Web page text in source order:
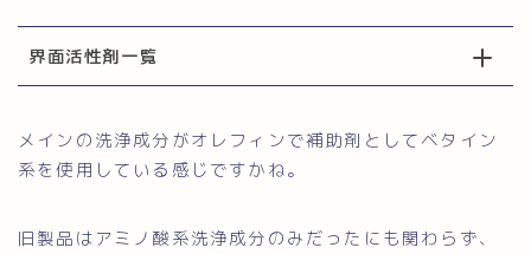
界面活性剤一覧
メインの洗浄成分がオレフィンで補助剤としてベタイン
系を使用している感じですかね。
旧製品はアミノ酸系洗浄成分のみだったにも関わらず、